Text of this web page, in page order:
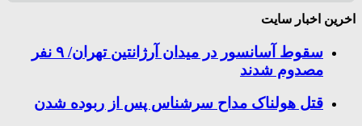
اخرین اخبار سایت
سقوط آسانسور در میدان آرژانتین تهران/ ۹ نفر
مصدوم شدند
قتل هولناک مداح سرشناس پس از ربوده شدن